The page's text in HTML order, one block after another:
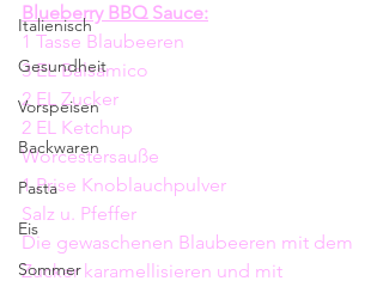
Italienisch
Gesundheit
Vorspeisen
Backwaren
Pasta
Eis
Sommer
Blueberry BBQ Sauce:
1 Tasse Blaubeeren
3 EL Balsamico
2 EL Zucker
2 EL Ketchup
Worcestersauße
1 Prise Knoblauchpulver
Salz u. Pfeffer
Die gewaschenen Blaubeeren mit dem
Zucker karamellisieren und mit